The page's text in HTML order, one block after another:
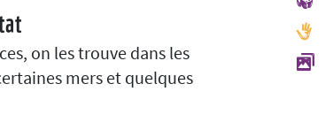
on les trouve dans les
mers et quelques